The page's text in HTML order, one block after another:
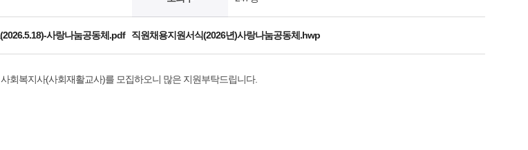
사랑나눔공동체.pdf 직원채용지원서식(2026년)사랑나눔공동체.hwp
회복지사(사회재활교사)를 모집하오니 많은 지원부탁드립니다.